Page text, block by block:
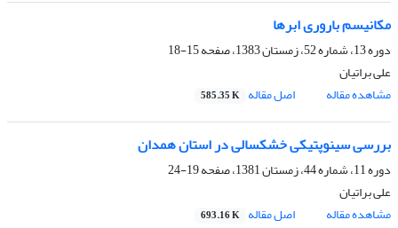
مکانیسم بارورى ابرها
دوره 13، شماره 52، زمستان 1383، صفحه
15-18
علی براتیان
مشاهده مقاله
اصل مقاله 585.35 K
بررسی سینوپتیکی خشکسالی در استان همدان
دوره 11، شماره 44، زمستان 1381، صفحه
19-24
علی براتیان
مشاهده مقاله
اصل مقاله 693.16 K